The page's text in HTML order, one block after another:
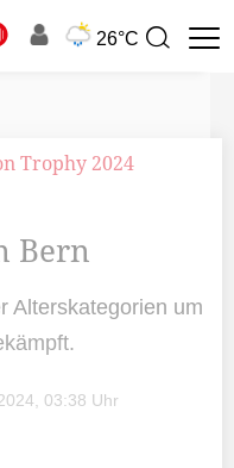
26°C
Suchbegriff
Trophy 2024
Bern
Alterskategorien um
03:38 Uhr